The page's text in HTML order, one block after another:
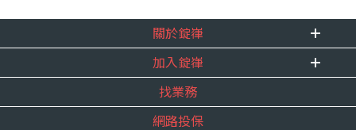
關於錠嵂
企業資訊
重要事跡
得獎紀錄
加入錠嵂
內勤招聘
精英招募
找業務
網路投保